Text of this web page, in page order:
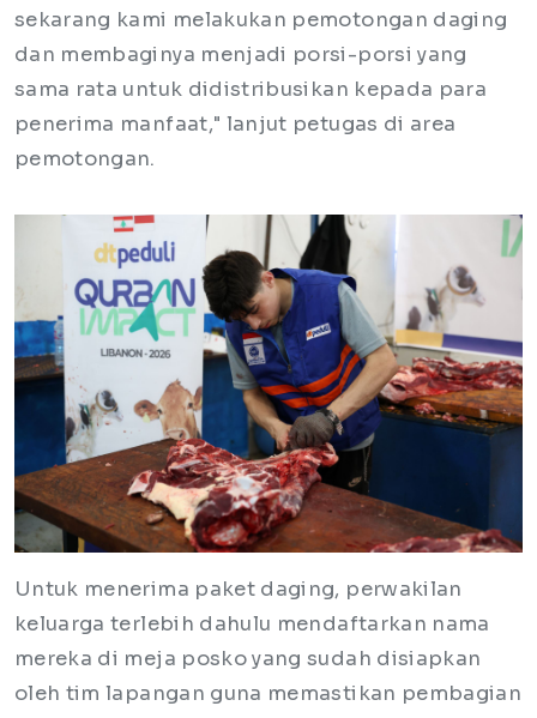
sekarang kami melakukan pemotongan daging
dan membaginya menjadi porsi-porsi yang
sama rata untuk didistribusikan kepada para
penerima manfaat," lanjut petugas di area
pemotongan.
Untuk menerima paket daging, perwakilan
keluarga terlebih dahulu mendaftarkan nama
mereka di meja posko yang sudah disiapkan
oleh tim lapangan guna memastikan pembagian